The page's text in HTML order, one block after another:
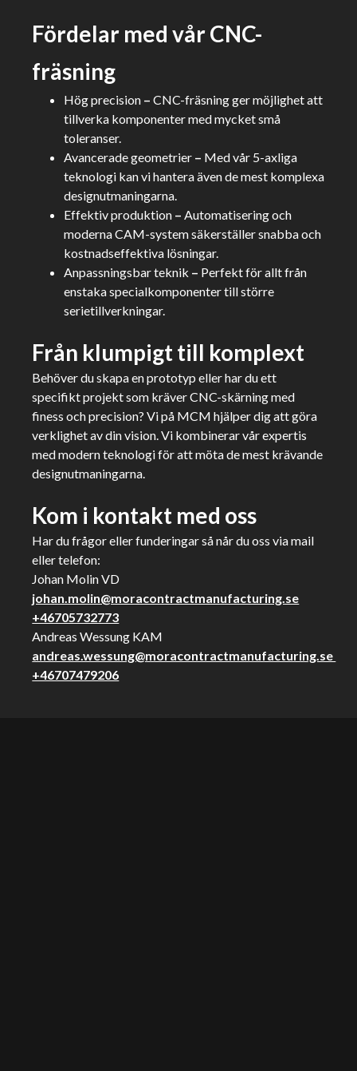
Fördelar med vår CNC-
fräsning
Hög precision – CNC-fräsning ger möjlighet att
tillverka komponenter med mycket små
toleranser.
Avancerade geometrier – Med vår 5-axliga
teknologi kan vi hantera även de mest komplexa
designutmaningarna.
Effektiv produktion – Automatisering och
moderna CAM-system säkerställer snabba och
kostnadseffektiva lösningar.
Anpassningsbar teknik – Perfekt för allt från
enstaka specialkomponenter till större
serietillverkningar.
Från klumpigt till komplext
Behöver du skapa en prototyp eller har du ett
specifikt projekt som kräver CNC-skärning med
finess och precision? Vi på MCM hjälper dig att göra
verklighet av din vision. Vi kombinerar vår expertis
med modern teknologi för att möta de mest krävande
designutmaningarna.
Kom i kontakt med oss
Har du frågor eller funderingar så når du oss via mail
eller telefon:
Johan Molin VD
johan.molin@moracontractmanufacturing.se
+46705732773
Andreas Wessung KAM
andreas.wessung@moracontractmanufacturing.se
+46707479206